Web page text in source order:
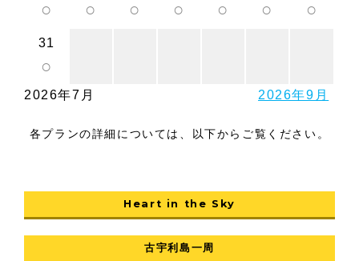
○ ○ ○ ○ ○ ○ ○
31
○
2026年7月 2026年9月
各プランの詳細については、以下からご覧ください。
Heart in the Sky
古宇利島一周